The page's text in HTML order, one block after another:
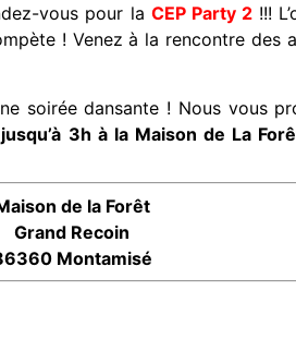
vous pour la CEP Party 2!!!
! Venez à la rencontre des
soirée dansante ! Nous vous
3h à la Maison de La
de la Forêt
Grand Recoin
Montamisé